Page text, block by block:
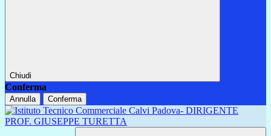
Chiudi
Conferma
Annulla Conferma